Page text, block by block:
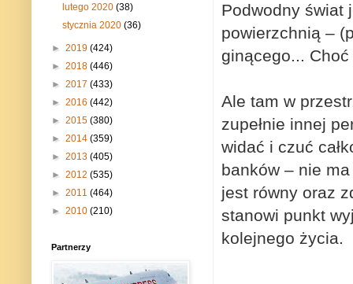
Podwodny świat
powierzchnią –
ginącego...
Ale tam w
zupełnie innej
widać i czuć
banków – nie
jest równy oraz
stanowi punkt
kolejnego życia.
lutego 2020(38)
stycznia 2020(36)
► 2019 (424)
► 2018 (446)
► 2017 (433)
► 2016 (442)
► 2015 (380)
► 2014 (359)
► 2013 (405)
► 2012 (535)
► 2011 (464)
► 2010 (210)
Partnerzy